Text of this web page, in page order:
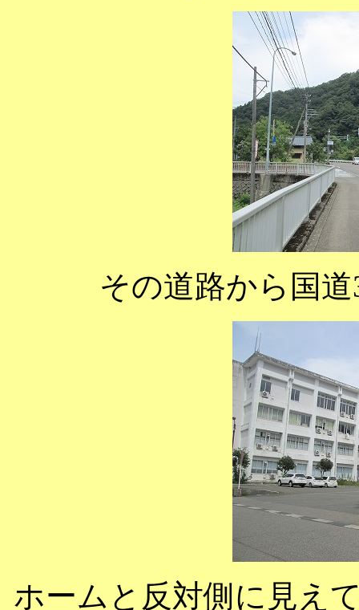
その道路から国
ホームと反対側に見え